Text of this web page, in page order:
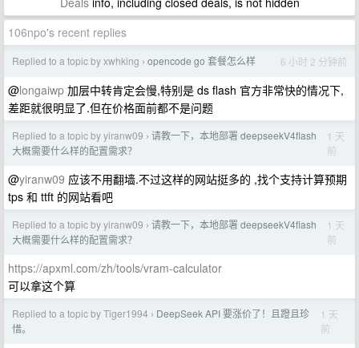
106npo's recent replies
Replied to a topic by xwhking › opencode go 套餐怎么样 6 小时 2 分钟前
@longaiwp 加层中转肯定会慢,特别是 ds flash 官方非常快的情况下,
差距就很明显了.但在价格面前都不是问题
Replied to a topic by yiranw09 › 请教一下，本地部署 deepseekV4flash
大概需要什么样的配置需求？
1 天
前
@yiranw09 应该不用翻墙.不过这样的网站挺多的 ,找个支持计算预期
tps 和 ttft 的网站看吧
Replied to a topic by yiranw09 › 请教一下，本地部署 deepseekV4flash
大概需要什么样的配置需求？
1 天
前
https://apxml.com/zh/tools/vram-calculator
可以拿这个算
Replied to a topic by Tiger1994 › DeepSeek API 要涨价了！且蹬且珍
惜。
1 天
前